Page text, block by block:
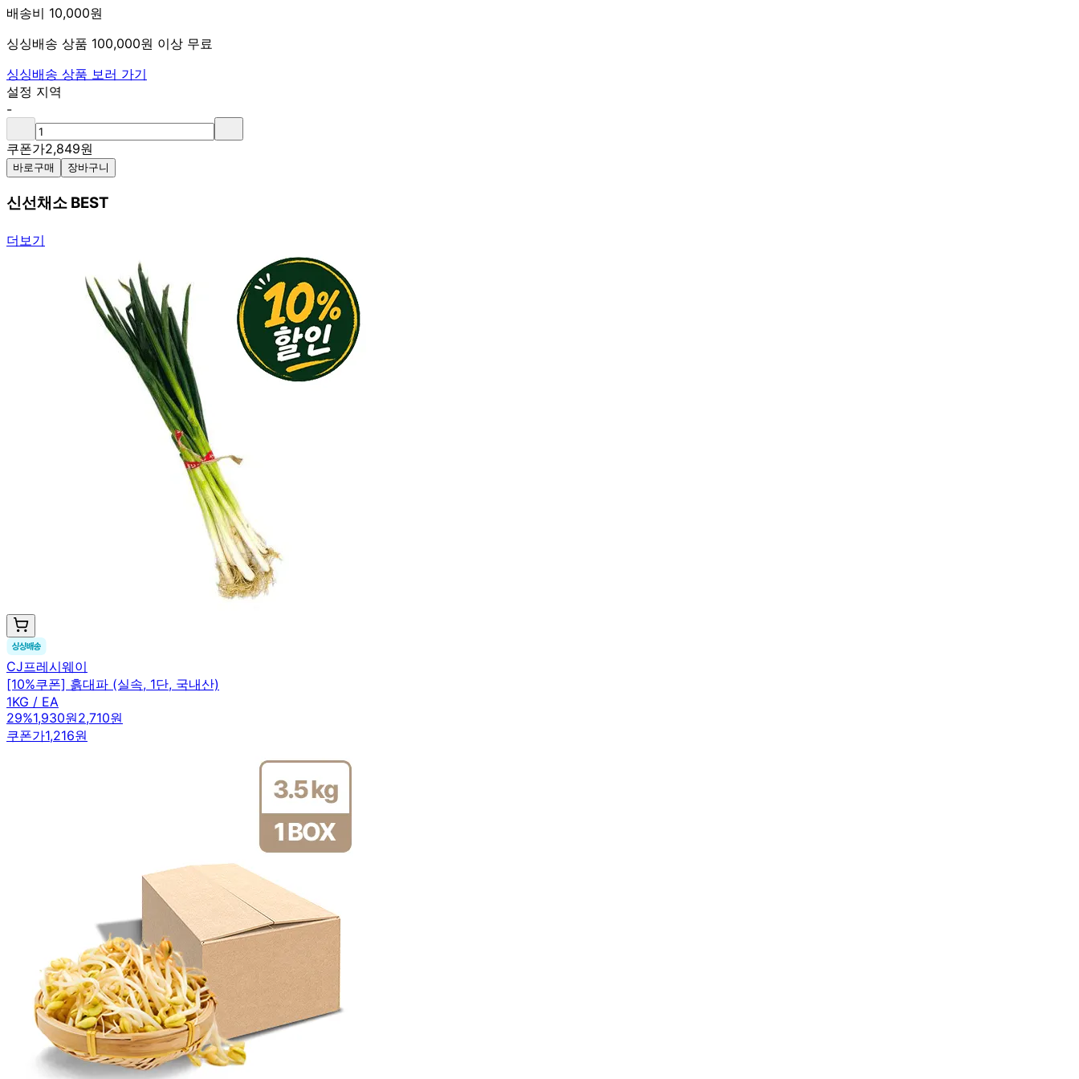
배송비 10,000원
싱싱배송 상품 100,000원 이상 무료
싱싱배송 상품 보러 가기
설정 지역
-
쿠폰가2,849원
바로구매 장바구니
신선채소 BEST
더보기
CJ프레시웨이
[10%쿠폰] 흙대파 (실속, 1단, 국내산)
1KG / EA
29%1,930원2,710원
쿠폰가1,216원